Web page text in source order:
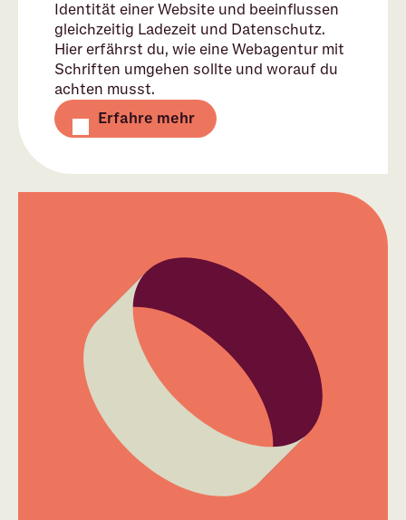
Identität einer Website und beeinflussen
gleichzeitig Ladezeit und Datenschutz.
Hier erfährst du, wie eine Webagentur mit
Schriften umgehen sollte und worauf du
achten musst.
Erfahre mehr